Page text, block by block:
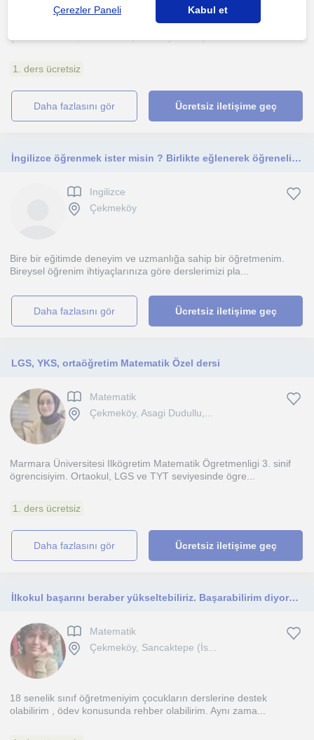
Matematikte basarili olmak yalnizca konu anlatimiyla degil; dogru
1. ders ücretsiz
daha fazlasını gör Ücretsiz iletişime geç
İngilizce öğrenmek ister misin ? Birlikte eğlenerek öğrenelim!
Ingilizce
Çekmeköy
Bire bir eğitimde deneyim ve uzmanlığa sahip bir öğretmenim.
Bireysel öğrenim ihtiyaçlarınıza göre derslerimizi pla...
daha fazlasını gör Ücretsiz iletişime geç
LGS, YKS, ortaöğretim Matematik Özel dersi
Matematik
Çekmeköy, Asagi Dudullu,...
Marmara Üniversitesi Ilkögretim Matematik Ögretmenligi 3. sinif
ögrencisiyim. Ortaokul, LGS ve TYT seviyesinde ögre...
1. ders ücretsiz
daha fazlasını gör Ücretsiz iletişime geç
İlkokul başarını beraber yükseltebiliriz. Başarabilirim diyorsan ben seninleyim
Matematik
Çekmeköy, Sancaktepe (İs...
18 senelik sınıf öğretmeniyim çocukların derslerine destek
olabilirim , ödev konusunda rehber olabilirim. Aynı zama...
Çerezler Paneli Kabul et